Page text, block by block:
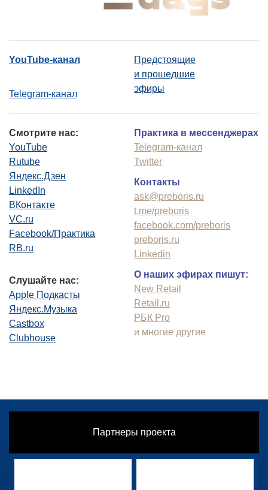
YouTube-канал
Telegram-канал
Предстоящие
и прошедшие
эфиры
Смотрите нас:
YouTube
Rutube
Яндекс.Дзен
LinkedIn
ВКонтакте
VC.ru
Facebook/Практика
RB.ru
Слушайте нас:
Apple Подкасты
Яндекс.Музыка
Castbox
Clubhouse
Практика в мессенджерах
Telegram-канал
Twitter
Контакты
ask@preboris.ru
t.me/preboris
facebook.com/preboris
preboris.ru
Linkedin
О наших эфирах пишут:
New Retail
Retail.ru
РБК Pro
и многие другие
Партнеры проекта